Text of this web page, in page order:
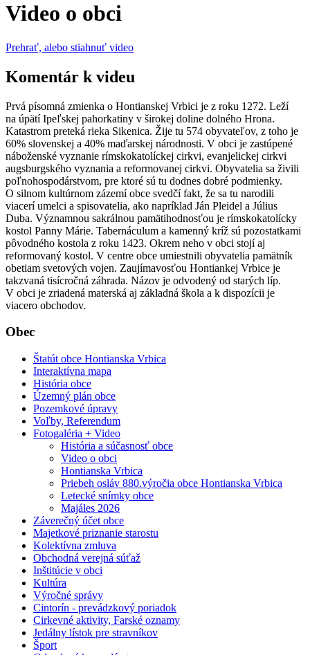
Video o obci
Prehrať, alebo stiahnuť video
Komentár k videu
Prvá písomná zmienka o Hontianskej Vrbici je z roku 1272. Leží
na úpätí Ipeľskej pahorkatiny v širokej doline dolného Hrona.
Katastrom preteká rieka Sikenica. Žije tu 574 obyvateľov, z toho je
60% slovenskej a 40% maďarskej národnosti. V obci je zastúpené
náboženské vyznanie rímskokatolíckej cirkvi, evanjelickej cirkvi
augsburgského vyznania a reformovanej cirkvi. Obyvatelia sa živili
poľnohospodárstvom, pre ktoré sú tu dodnes dobré podmienky.
O silnom kultúrnom zázemí obce svedčí fakt, že sa tu narodili
viacerí umelci a spisovatelia, ako napríklad Ján Pleidel a Július
Duba. Významnou sakrálnou pamätihodnosťou je rímskokatolícky
kostol Panny Márie. Tabernáculum a kamenný kríž sú pozostatkami
pôvodného kostola z roku 1423. Okrem neho v obci stojí aj
reformovaný kostol. V centre obce umiestnili obyvatelia pamätník
obetiam svetových vojen. Zaujímavosťou Hontiankej Vrbice je
takzvaná tisícročná záhrada. Názov je odvodený od starých líp.
V obci je zriadená materská aj základná škola a k dispozícii je
viacero obchodov.
Obec
Štatút obce Hontianska Vrbica
Interaktívna mapa
História obce
Územný plán obce
Pozemkové úpravy
Voľby, Referendum
Fotogaléria + Video
História a súčasnosť obce
Video o obci
Hontianska Vrbica
Priebeh osláv 880.výročia obce Hontianska Vrbica
Letecké snímky obce
Majáles 2026
Záverečný účet obce
Majetkové priznanie starostu
Kolektívna zmluva
Obchodná verejná súťaž
Inštitúcie v obci
Kultúra
Výročné správy
Cintorín - prevádzkový poriadok
Cirkevné aktivity, Farské oznamy
Jedálny lístok pre stravníkov
Šport